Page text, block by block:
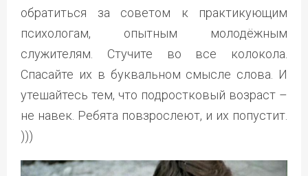
обратиться за советом к практикующим
психологам, опытным молодёжным
служителям. Стучите во все колокола.
Спасайте их в буквальном смысле слова. И
утешайтесь тем, что подростковый возраст –
не навек. Ребята повзрослеют, и их попустит.
)))